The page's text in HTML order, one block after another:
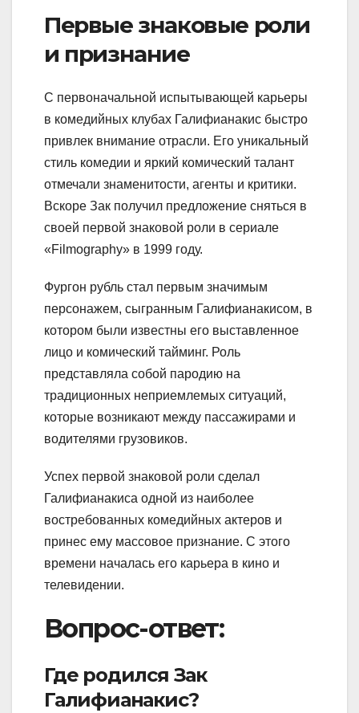
Первые знаковые роли
и признание
С первоначальной испытывающей карьеры
в комедийных клубах Галифианакис быстро
привлек внимание отрасли. Его уникальный
стиль комедии и яркий комический талант
отмечали знаменитости, агенты и критики.
Вскоре Зак получил предложение сняться в
своей первой знаковой роли в сериале
«Filmography» в 1999 году.
Фургон рубль стал первым значимым
персонажем, сыгранным Галифианакисом, в
котором были известны его выставленное
лицо и комический тайминг. Роль
представляла собой пародию на
традиционных неприемлемых ситуаций,
которые возникают между пассажирами и
водителями грузовиков.
Успех первой знаковой роли сделал
Галифианакиса одной из наиболее
востребованных комедийных актеров и
принес ему массовое признание. С этого
времени началась его карьера в кино и
телевидении.
Вопрос-ответ:
Где родился Зак
Галифианакис?